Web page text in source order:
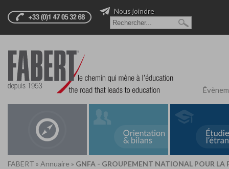
Nous joindre
FABERT » Annuaire » GNFA - GROUPEMENT NATIONAL POUR